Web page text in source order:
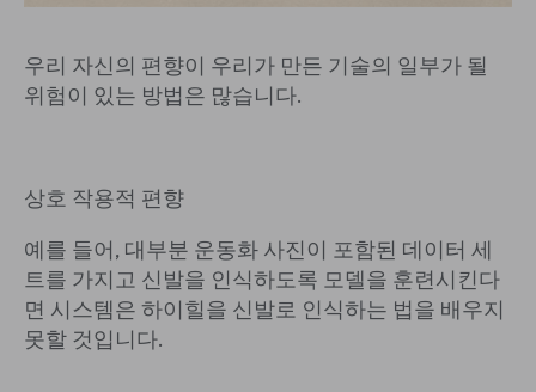
우리 자신의 편향이 우리가 만든 기술의 일부가 될
위험이 있는 방법은 많습니다.
상호 작용적 편향
예를 들어, 대부분 운동화 사진이 포함된 데이터 세
트를 가지고 신발을 인식하도록 모델을 훈련시킨다
면 시스템은 하이힐을 신발로 인식하는 법을 배우지
못할 것입니다.